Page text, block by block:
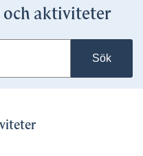
och aktiviteter
Sök